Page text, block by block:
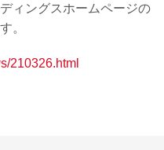
ィングスホームページの
。
210326.html